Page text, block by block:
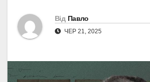
Від Павло
ЧЕР 21, 2025